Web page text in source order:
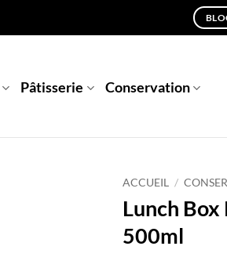
Pâtisserie Conservation
ACCUEIL /
Lunch Box
500ml